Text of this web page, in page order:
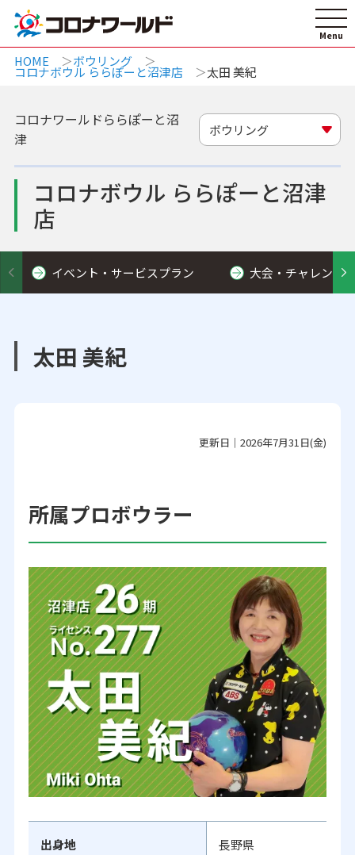
HOME ボウリング
コロナボウル ららぽーと沼津店 太田 美紀
コロナボウル ららぽーと沼津
店
コロナワールドららぽーと沼
津
ボウリング
イベント・サービスプラン 大会・チャレンジ
太田 美紀
更新日｜2026年7月31日(金)
所属プロボウラー
出身地 長野県